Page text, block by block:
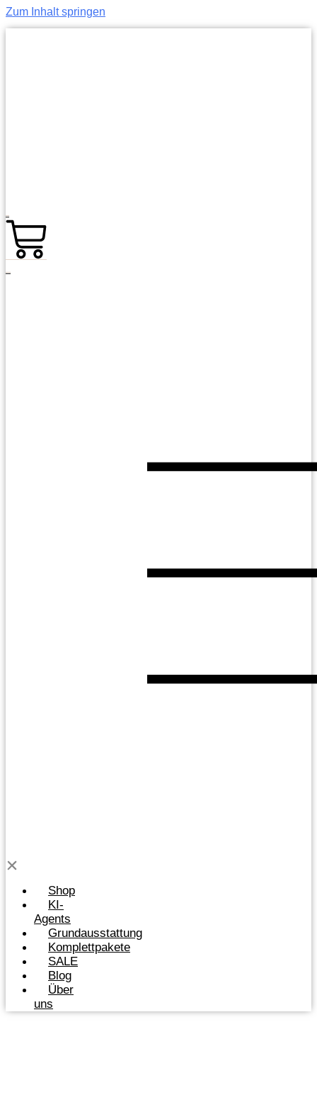
Zum Inhalt springen
Shop
KI-
Agents
Grundausstattung
Komplettpakete
SALE
Blog
Über
uns